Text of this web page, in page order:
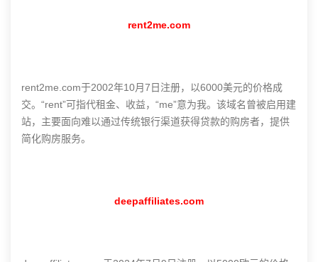
rent2me.com
rent2me.com于2002年10月7日注册，以6000美元的价格成
交。“rent”可指代租金、收益，“me”意为我。该域名曾被启用建
站，主要面向难以通过传统银行渠道获得贷款的购房者，提供
简化购房服务。
deepaffiliates.com